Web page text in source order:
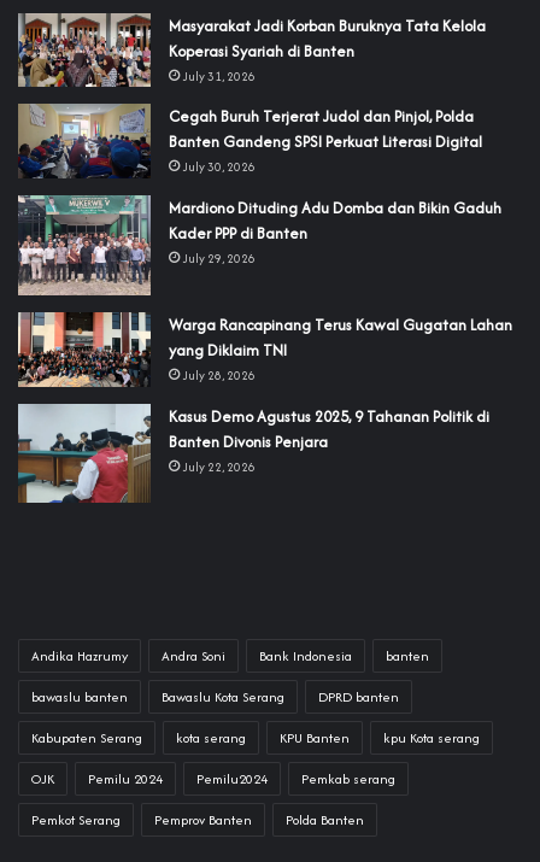
‎Masyarakat Jadi Korban Buruknya Tata Kelola
Koperasi Syariah di Banten
July 31, 2026
Cegah Buruh Terjerat Judol dan Pinjol, Polda
Banten Gandeng SPSI Perkuat Literasi Digital
July 30, 2026
‎Mardiono Dituding Adu Domba dan Bikin Gaduh
Kader PPP di Banten
July 29, 2026
‎Warga Rancapinang Terus Kawal Gugatan Lahan
yang Diklaim TNI‎‎
July 28, 2026
‎Kasus Demo Agustus 2025, 9 Tahanan Politik di
Banten Divonis Penjara
July 22, 2026
Andika Hazrumy Andra Soni Bank Indonesia banten
bawaslu banten Bawaslu Kota Serang DPRD banten
Kabupaten Serang kota serang KPU Banten kpu Kota serang
OJK Pemilu 2024 Pemilu2024 Pemkab serang
Pemkot Serang Pemprov Banten Polda Banten